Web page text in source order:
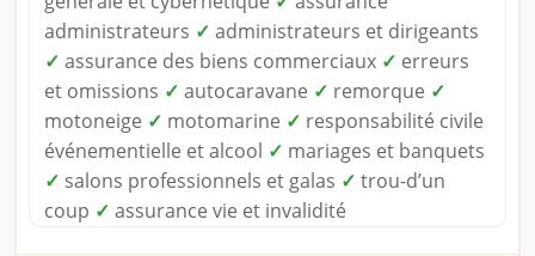
administrateurs ✓ administrateurs et dirigeants
✓ assurance des biens commerciaux ✓ erreurs
et omissions ✓ autocaravane ✓ remorque ✓
motoneige ✓ motomarine ✓ responsabilité civile
événementielle et alcool ✓ mariages et banquets
✓ salons professionnels et galas ✓ trou-d’un
coup ✓ assurance vie et invalidité